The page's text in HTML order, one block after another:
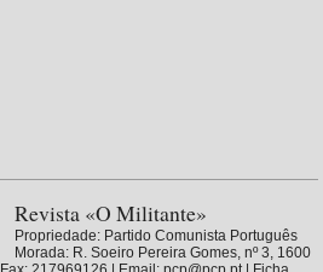
Revista «O Militante»
Propriedade: Partido Comunista Português
Morada: R. Soeiro Pereira Gomes, nº 3, 1600